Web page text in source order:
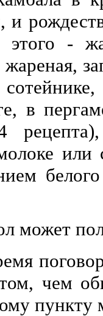
и
этого -
в
или
может
чем